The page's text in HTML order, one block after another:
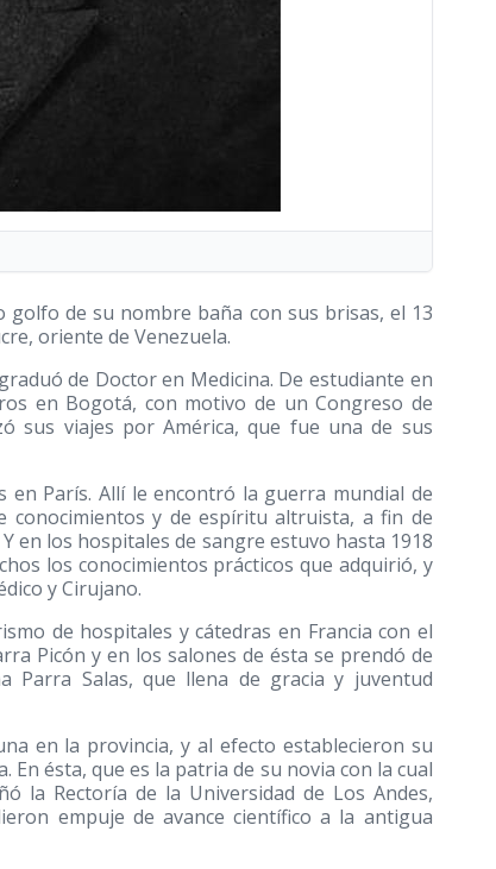
golfo de su nombre baña con sus brisas, el 13
oriente de Venezuela.
de Doctor en Medicina. De estudiante en
en Bogotá, con motivo de un Congreso de
sus viajes por América, que fue una de sus
en París. Allí le encontró la guerra mundial de
conocimientos y de espíritu altruista, a fin de
en los hospitales de sangre estuvo hasta 1918
los conocimientos prácticos que adquirió, y
y Cirujano.
de hospitales y cátedras en Francia con el
Picón y en los salones de ésta se prendó de
Parra Salas, que llena de gracia y juventud
en la provincia, y al efecto establecieron su
En ésta, que es la patria de su novia con la cual
la Rectoría de la Universidad de Los Andes,
empuje de avance científico a la antigua